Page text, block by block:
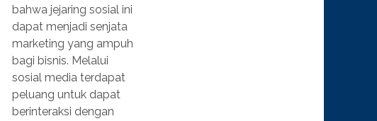
bahwa jejaring sosial ini
dapat menjadi senjata
marketing yang ampuh
bagi bisnis. Melalui
sosial media terdapat
peluang untuk dapat
berinteraksi dengan